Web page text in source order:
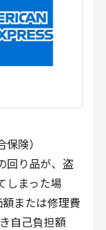
険）
回り品が、盗
しまった場
または修理費
自己負担額